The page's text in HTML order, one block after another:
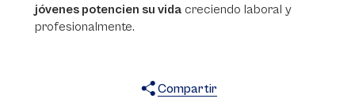
jóvenes potencien su vida creciendo laboral y
profesionalmente.
Compartir